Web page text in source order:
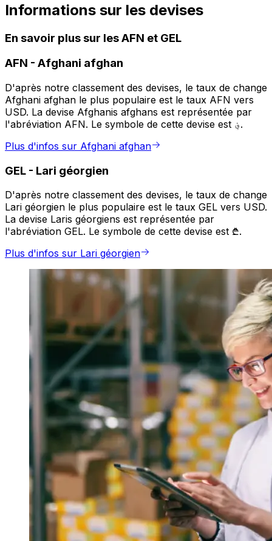
Informations sur les devises
En savoir plus sur les AFN et GEL
AFN - Afghani afghan
D'après notre classement des devises, le taux de change
Afghani afghan le plus populaire est le taux AFN vers
USD. La devise Afghanis afghans est représentée par
l'abréviation AFN. Le symbole de cette devise est ؋.
Plus d'infos sur Afghani afghan
GEL - Lari géorgien
D'après notre classement des devises, le taux de change
Lari géorgien le plus populaire est le taux GEL vers USD.
La devise Laris géorgiens est représentée par
l'abréviation GEL. Le symbole de cette devise est ₾.
Plus d'infos sur Lari géorgien